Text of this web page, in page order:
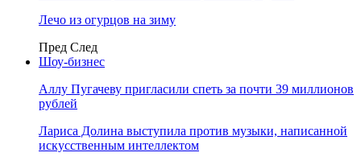
Лечо из огурцов на зиму
Пред След
Шоу-бизнес
Аллу Пугачеву пригласили спеть за почти 39 миллионов
рублей
Лариса Долина выступила против музыки, написанной
искусственным интеллектом